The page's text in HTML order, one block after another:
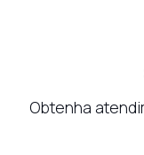
Obtenha